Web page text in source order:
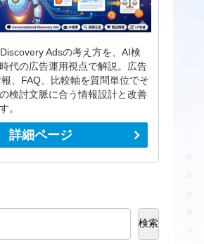
Adsの考え方を、AI検
代の広告運用視点で解説。広告
、FAQ、比較軸を質問単位でそ
検討文脈に合う情報設計と改善
。
詳細ページ
検索